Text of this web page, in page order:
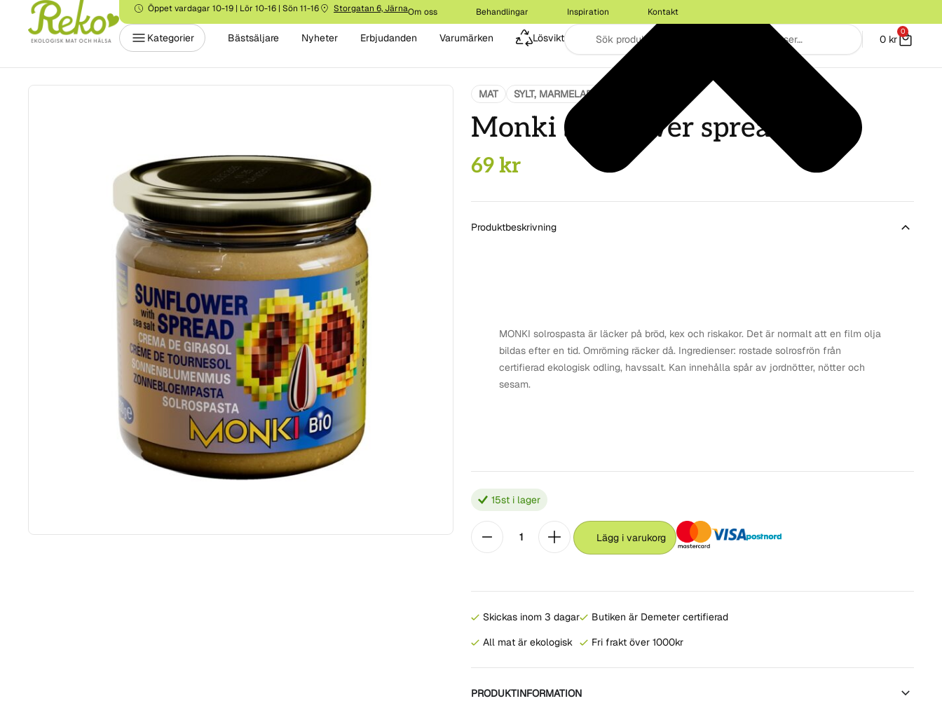
Öppet vardagar 10-19 | Lör 10-16 | Sön 11-16 Storgatan 6, JärnaOm oss Behandlingar Inspiration Kontakt
Kategorier Bästsäljare Nyheter Erbjudanden Varumärken Lösvikt 0 kr
0
MAT SYLT, MARMELAD & PÅLÄGG
Monki sunflower spread 330g
69kr
Produktbeskrivning
MONKI solrospasta är läcker på bröd, kex och riskakor. Det är normalt att en film olja
bildas efter en tid. Omrörning räcker då. Ingredienser: rostade solrosfrön från
certifierad ekologisk odling, havssalt. Kan innehålla spår av jordnötter, nötter och
sesam.
15st i lager
Lägg i varukorg
Skickas inom 3 dagar
All mat är ekologisk
Butiken är Demeter certifierad
Fri frakt över 1000kr
PRODUKTINFORMATION